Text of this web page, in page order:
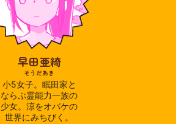
早田亜綺
そうだあき
小5女子。眠田家と
ならぶ霊能力一族の
少女。涼をオバケの
世界にみちびく。